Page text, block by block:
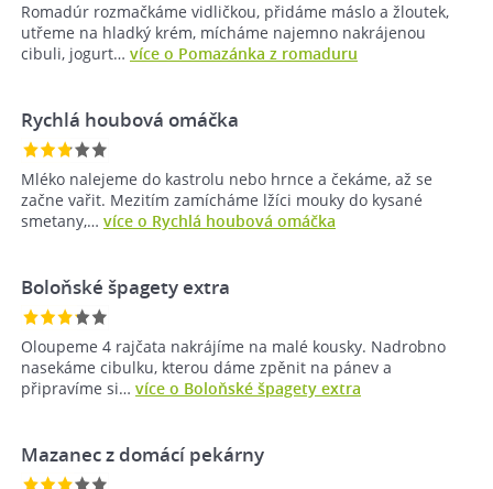
Romadúr rozmačkáme vidličkou, přidáme máslo a žloutek,
utřeme na hladký krém, mícháme najemno nakrájenou
cibuli, jogurt… více o Pomazánka z romaduru
Rychlá houbová omáčka
Mléko nalejeme do kastrolu nebo hrnce a čekáme, až se
začne vařit. Mezitím zamícháme lžíci mouky do kysané
smetany,… více o Rychlá houbová omáčka
Boloňské špagety extra
Oloupeme 4 rajčata nakrájíme na malé kousky. Nadrobno
nasekáme cibulku, kterou dáme zpěnit na pánev a
připravíme si… více o Boloňské špagety extra
Mazanec z domácí pekárny